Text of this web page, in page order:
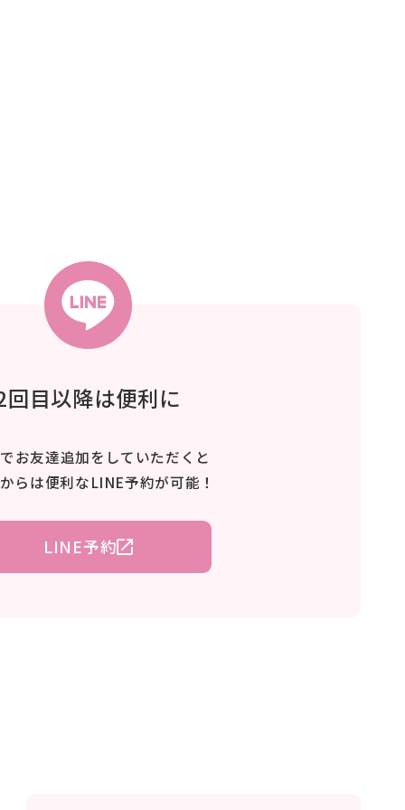
回目以降は便利に
お友達追加をしていただくと
らは便利なLINE予約が可能！
LINE予約